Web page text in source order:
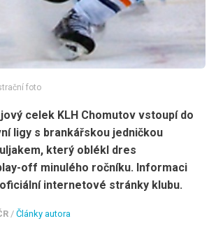
foto
celek KLH Chomutov vstoupí do
ligy s brankářskou jedničkou
který oblékl dres
off minulého ročníku. Informaci
internetové stránky klubu.
/ Články autora